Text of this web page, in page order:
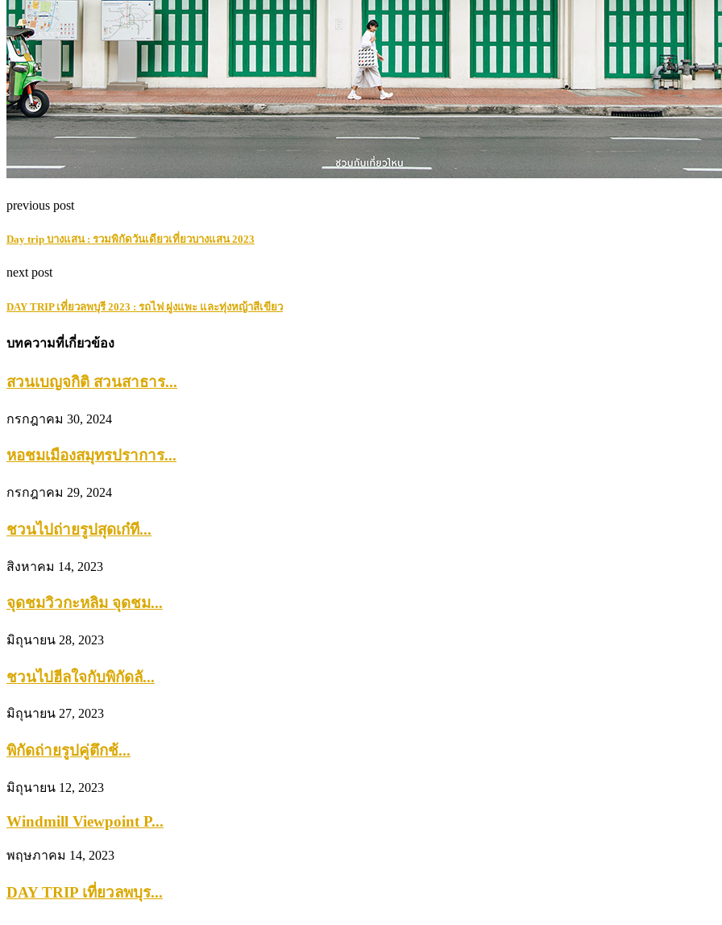
previous post
Day trip บางแสน : รวมพิกัดวันเดียวเที่ยวบางแสน 2023
next post
DAY TRIP เที่ยวลพบุรี 2023 : รถไฟ ฝูงแพะ และทุ่งหญ้าสีเขียว
บทความที่เกี่ยวข้อง
สวนเบญจกิติ สวนสาธาร...
กรกฎาคม 30, 2024
หอชมเมืองสมุทรปราการ...
กรกฎาคม 29, 2024
ชวนไปถ่ายรูปสุดเก๋ที...
สิงหาคม 14, 2023
จุดชมวิวกะหลิม จุดชม...
มิถุนายน 28, 2023
ชวนไปฮีลใจกับพิกัดลั...
มิถุนายน 27, 2023
พิกัดถ่ายรูปคู่ตึกช้...
มิถุนายน 12, 2023
Windmill Viewpoint P...
พฤษภาคม 14, 2023
DAY TRIP เที่ยวลพบุร...